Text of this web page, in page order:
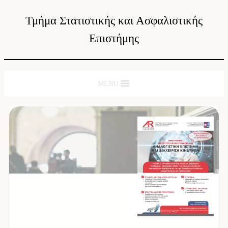
Τμήμα Στατιστικής και Ασφαλιστικής
Επιστήμης
MENU